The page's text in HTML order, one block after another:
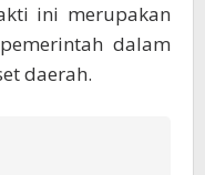
ini merupakan
dalam
daerah.